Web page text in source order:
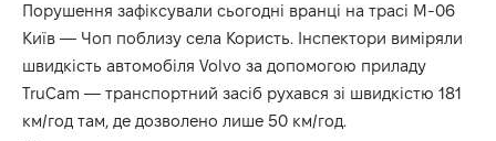
Порушення зафіксували сьогодні вранці на трасі М-06
Київ — Чоп поблизу села Користь. Інспектори виміряли
швидкість автомобіля Volvo за допомогою приладу
TruCam — транспортний засіб рухався зі швидкістю 181
км/год там, де дозволено лише 50 км/год.